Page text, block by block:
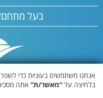
אנחנו משתמשים בעוגיות כדי
בלחיצה על “מאשר/ת” אתה
בעל